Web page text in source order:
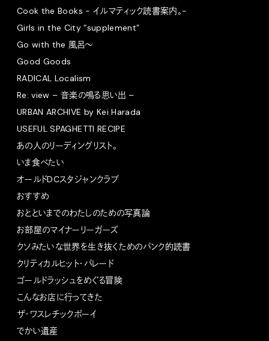
Cook the Books - イルマティック読書案内。-
Girls in the City “supplement”
Go with the 風呂〜
Good Goods
RADICAL Localism
Re: view – 音楽の鳴る思い出 –
URBAN ARCHIVE by Kei Harada
USEFUL SPAGHETTI RECIPE
あの人のリーディングリスト。
いま食べたい
オールドDCスタジャンクラブ
おすすめ
おとといまでのわたしのための写真論
お部屋のマイナーリーガーズ
クソみたいな世界を生き抜くためのパンク的読書
クリティカルヒット・パレード
ゴールドラッシュをめぐる冒険
こんなお店に行ってきた
ザ・ワスレチックボーイ
でかい遺産